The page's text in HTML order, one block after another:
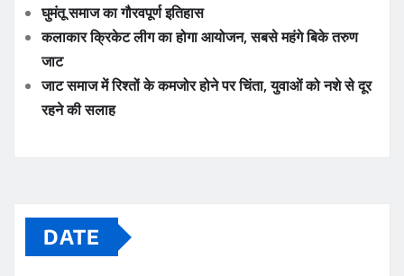
घुमंतू समाज का गौरवपूर्ण इतिहास
कलाकार क्रिकेट लीग का होगा आयोजन, सबसे महंगे बिके तरुण
जाट
जाट समाज में रिश्तों के कमजोर होने पर चिंता, युवाओं को नशे से दूर
रहने की सलाह
DATE